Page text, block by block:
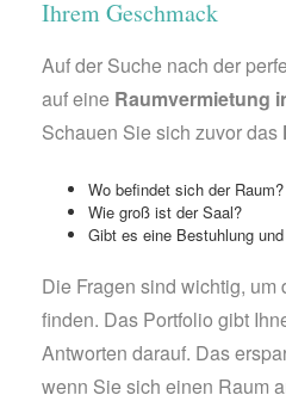
Ihrem Geschmack
Auf der Suche nach der
auf eine Raumvermietung
Schauen Sie sich zuvor das
Wo befindet sich der Raum?
Wie groß ist der Saal?
Gibt es eine Bestuhlung
Die Fragen sind wichtig, um
finden. Das Portfolio gibt
Antworten darauf. Das
wenn Sie sich einen Raum